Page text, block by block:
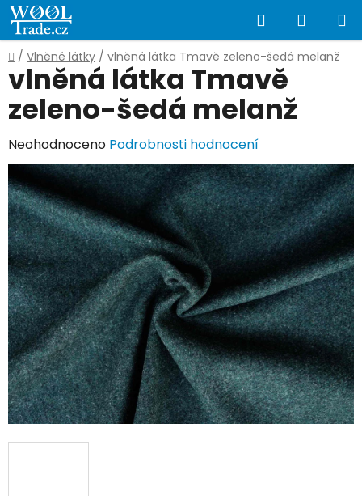
Přejít
na
obsah
Hledat
KOŠÍK
Domů
/ Vlněné látky / vlněná látka Tmavě zeleno-šedá melanž
vlněná látka Tmavě
zeleno-šedá melanž
Průměrné
hodnocení
produktu
je
0,0
z
5
hvězdiček.
Neohodnoceno Podrobnosti hodnocení